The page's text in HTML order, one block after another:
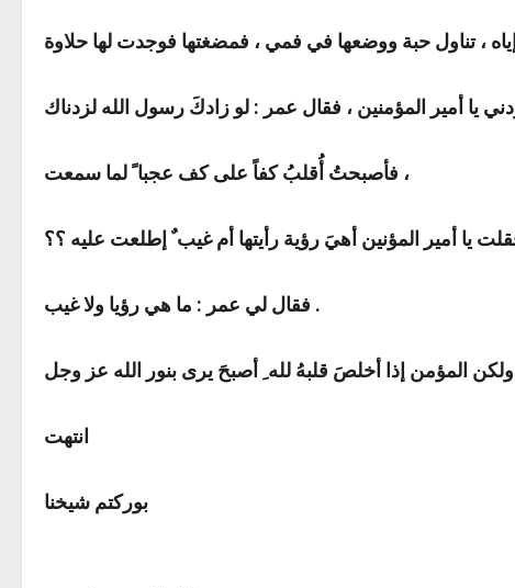
فأصبحتُ أُقلبُ كفاً على كف عجبا ً لما سمعت ،
يا أمير المؤنين أهيَ رؤية رأيتها أم غيب ٌ إطلعت عليه ؟؟
فقال لي عمر : ما هي رؤيا ولا غيب .
انتهت
بوركتم شيخنا